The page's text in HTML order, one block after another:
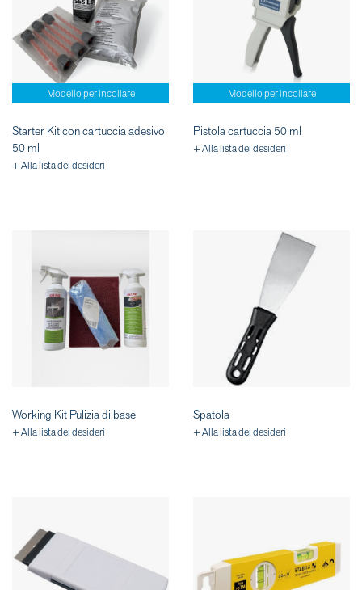
Modello per incollare
Starter Kit con cartuccia adesivo
50 ml
+ Alla lista dei desideri
Modello per incollare
Pistola cartuccia 50 ml
+ Alla lista dei desideri
Working Kit Pulizia di base
+ Alla lista dei desideri
Spatola
+ Alla lista dei desideri